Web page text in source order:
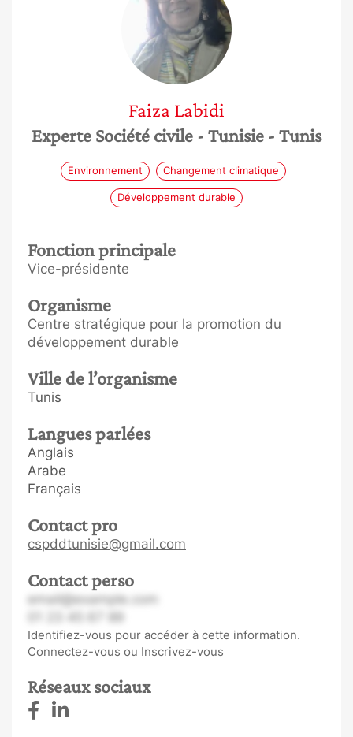
Faiza Labidi
Experte Société civile - Tunisie - Tunis
Environnement Changement climatique
Développement durable
Fonction principale
Vice-présidente
Organisme
Centre stratégique pour la promotion du
développement durable
Ville de l’organisme
Tunis
Langues parlées
Anglais
Arabe
Français
Contact pro
cspddtunisie@gmail.com
Contact perso
email@example.com
Identifiez-vous pour accéder à cette information.
Connectez-vous ou Inscrivez-vous
Réseaux sociaux